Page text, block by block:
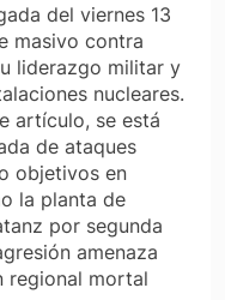
del viernes 13
masivo contra
liderazgo militar y
nucleares.
artículo, se está
de ataques
objetivos en
la planta de
por segunda
amenaza
regional mortal